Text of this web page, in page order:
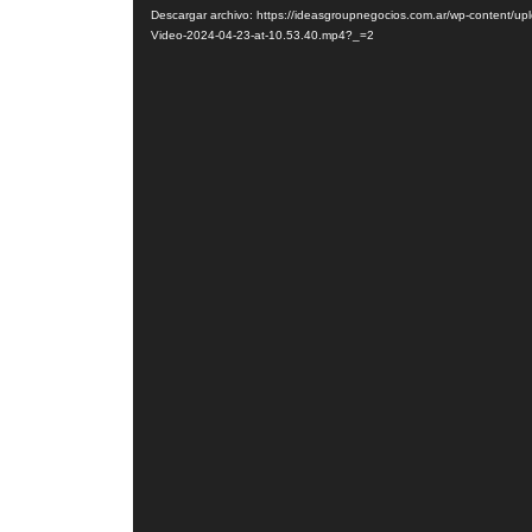
vídeo
Descargar archivo: https://ideasgroupnegocios.com.ar/wp-content/
Video-2024-04-23-at-10.53.40.mp4?_=2